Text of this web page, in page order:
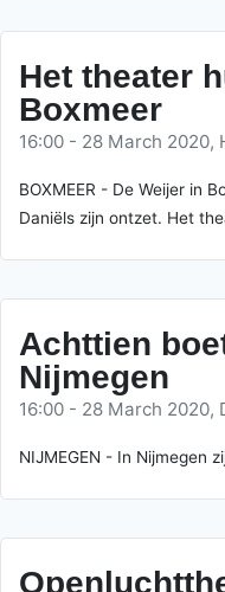
Het theater
Boxmeer
16:00 - 28 March 2020,
BOXMEER - De Weijer in
Daniëls zijn ontzet. Het
Achttien
Nijmegen
16:00 - 28 March 2020,
NIJMEGEN - In Nijmegen